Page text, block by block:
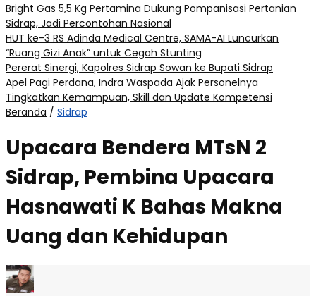
Bright Gas 5,5 Kg Pertamina Dukung Pompanisasi Pertanian
Sidrap, Jadi Percontohan Nasional
HUT ke-3 RS Adinda Medical Centre, SAMA-AI Luncurkan
“Ruang Gizi Anak” untuk Cegah Stunting
Pererat Sinergi, Kapolres Sidrap Sowan ke Bupati Sidrap
Apel Pagi Perdana, Indra Waspada Ajak Personelnya
Tingkatkan Kemampuan, Skill dan Update Kompetensi
Beranda / Sidrap
Upacara Bendera MTsN 2
Sidrap, Pembina Upacara
Hasnawati K Bahas Makna
Uang dan Kehidupan